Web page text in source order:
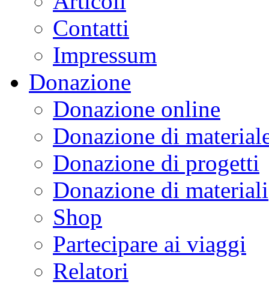
Contatti
Impressum
Donazione
Donazione online
Donazione di
Donazione di progetti
Donazione di materiali
Shop
Partecipare ai viaggi
Relatori